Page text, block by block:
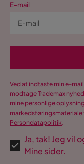
E-mail
Ved at indtaste min e-
modtage Trademax
mine personlige
markedsføringsmateriale
Persondatapolitik.
Ja, tak! Jeg vil
Mine sider.